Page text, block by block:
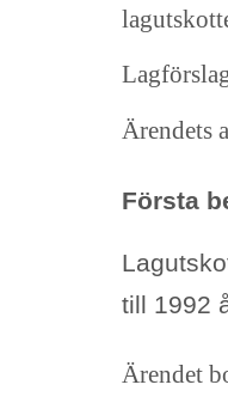
Ärendets
Första
till 1992
Ärendet